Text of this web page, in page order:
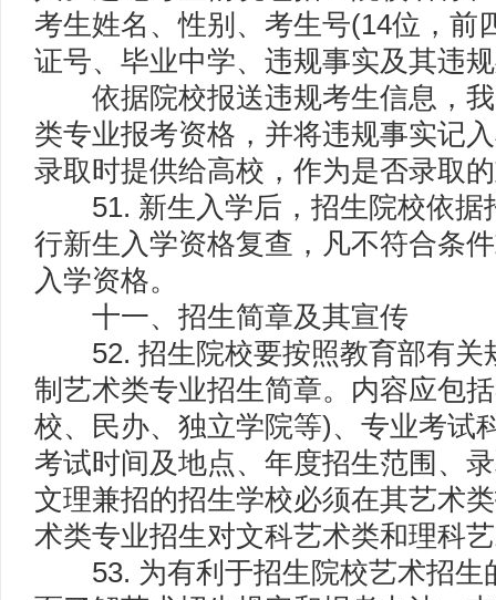
考生姓名、性别、考生号(14位，前
证号、毕业中学、违规事实及其违
依据院校报送违规考生信息，我
类专业报考资格，并将违规事实记
录取时提供给高校，作为是否录取
51. 新生入学后，招生院校依据
行新生入学资格复查，凡不符合条
入学资格。
十一、招生简章及其宣传
52. 招生院校要按照教育部有关
制艺术类专业招生简章。内容应包
校、民办、独立学院等)、专业考试
考试时间及地点、年度招生范围、
文理兼招的招生学校必须在其艺术
术类专业招生对文科艺术类和理科
53. 为有利于招生院校艺术招生